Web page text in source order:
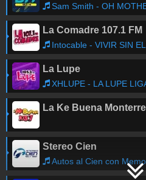
Sam Smith - OH
La Comadre 107.1 FM
Intocable - VIVIR SIN
La Lupe
XHLUPE - LA LUPE
La Ke Buena
Stereo Cien
Autos al Cien con